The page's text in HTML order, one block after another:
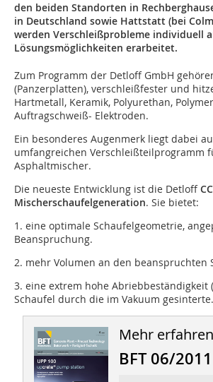
den beiden Standorten in
in Deutschland sowie Hattstatt (bei
werden Verschleißprobleme individuell
Lösungsmöglichkeiten erarbeitet.
Zum Programm der Detloff GmbH
(Panzerplatten), verschleißfester und
Hartmetall, Keramik, Polyurethan,
Auftragschweiß- Elektroden.
Ein besonderes Augenmerk liegt dabei
umfangreichen Verschleißteilprogramm
Asphaltmischer.
Die neueste Entwicklung ist die Detloff
Mischerschaufelgeneration. Sie bietet:
1. eine optimale Schaufelgeometrie,
Beanspruchung.
2. mehr Volumen an den beanspruchten
3. eine extrem hohe Abriebbeständigkeit
Schaufel durch die im Vakuum
Mehr
BFT 06/2011